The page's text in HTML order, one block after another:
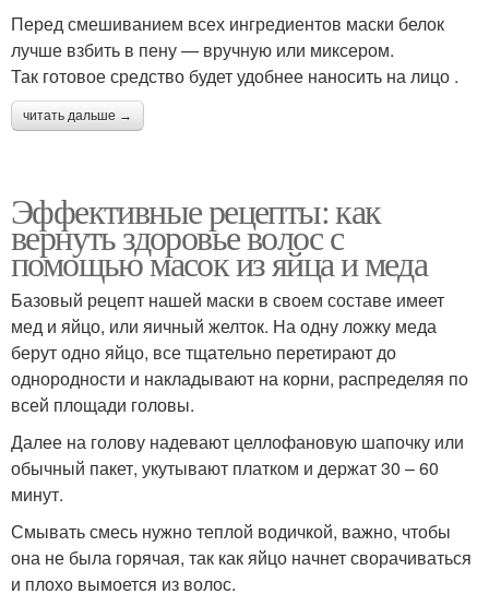
Перед смешиванием всех ингредиентов маски белок
лучше взбить в пену — вручную или миксером.
Так готовое средство будет удобнее наносить на лицо .
читать дальше →
Эффективные рецепты: как
вернуть здоровье волос с
помощью масок из яйца и меда
Базовый рецепт нашей маски в своем составе имеет
мед и яйцо, или яичный желток. На одну ложку меда
берут одно яйцо, все тщательно перетирают до
однородности и накладывают на корни, распределяя по
всей площади головы.
Далее на голову надевают целлофановую шапочку или
обычный пакет, укутывают платком и держат 30 – 60
минут.
Смывать смесь нужно теплой водичкой, важно, чтобы
она не была горячая, так как яйцо начнет сворачиваться
и плохо вымоется из волос.